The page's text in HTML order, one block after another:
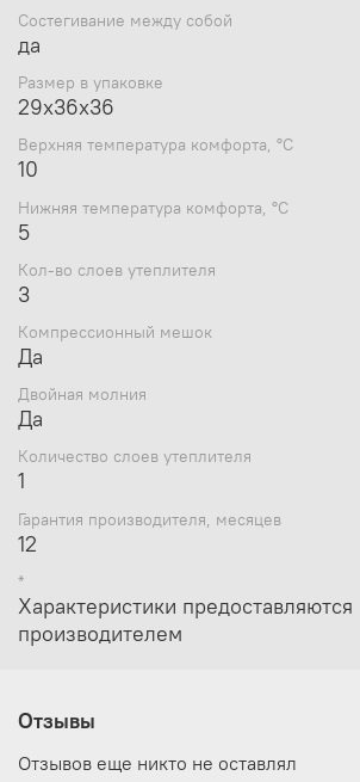
Особенности:
имеют полый канал и спиралевидную
условиях повышенной влажности
объем, гипоаллергенен, не токсичен.
Полиэстер 230T с ромбовидным плетением
Приятный на ощупь внутренний материал
Плотная стропа вдоль двусторонней
Анатомическая форма спальных мешков
Спальные мешки состегиваются.
Состегивание между собой
да
Размер в упаковке
29x36х36
Верхняя температура комфорта, °С
10
Нижняя температура комфорта, °С
5
Кол-во слоев утеплителя
3
Компрессионный мешок
Да
Двойная молния
Да
Количество слоев утеплителя
1
Гарантия производителя, месяцев
12
*
Характеристики предоставляются
производителем
Отзывы
Отзывов еще никто не оставлял